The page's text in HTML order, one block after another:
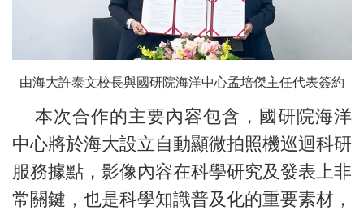
由海大許泰文校長與國研院海洋中心孟培傑主任代表簽約
本次合作的主要內容包含，國研院海洋
中心將於海大設立自動顯微拍照機巡迴科研
服務據點，影像內容在科學研究及發表上非
常關鍵，也是科學知識普及化的重要素材，